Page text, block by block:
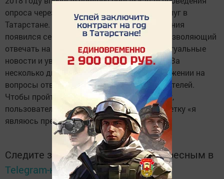
опроса через мобильное приложение госуслуг в
Татарстане. В обновленной версии приложения
появился сервис для предпринимателей, позволяющий
отвечать на вопросы анкеты и получать актуальные
новости и уведомления от органов власти. За
несколько дней проведения опроса в приложении на
вопросы ответили более 3000 предпринимателей.
Чтобы пройти опрос в приложении госуслуг,
пользователям необходимо поставить отметку «я
являюсь предпринимателем» в настройках.
Следите за самым важным и интересным в
Telegram-каналеТатмедиа